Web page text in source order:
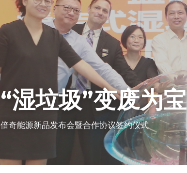
“湿垃圾”变废为宝
倍奇能源新品发布会暨合作协议签约仪式